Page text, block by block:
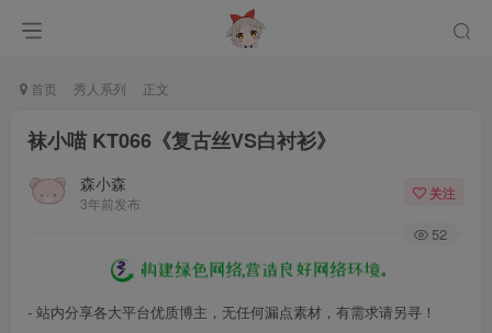
首页 秀人系列 正文
袜小喵 KT066《复古丝VS白衬衫》
森小森
3年前发布
关注
52
- 站内分享各大平台优质博主，无任何漏点素材，有需求请另寻！